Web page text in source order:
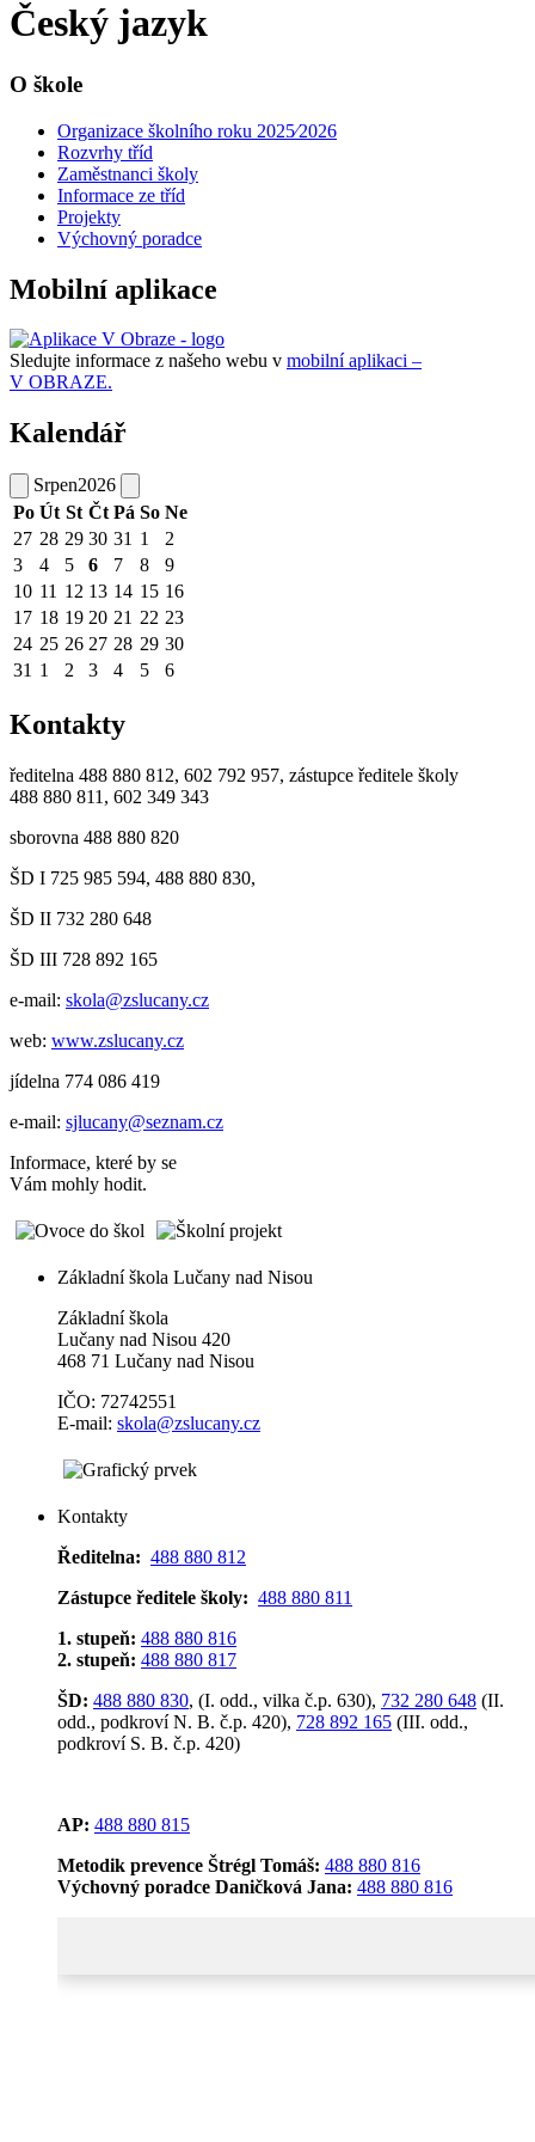
Český jazyk
O škole
Organizace školního roku 2025⁄2026
Rozvrhy tříd
Zaměstnanci školy
Informace ze tříd
Projekty
Výchovný poradce
Mobilní aplikace
Sledujte informace z našeho webu v mobilní aplikaci –
V OBRAZE.
Kalendář
Srpen2026
Po Út St Čt Pá So Ne
27 28 29 30 31 1
2
3
4 5 6 7 8
9
10 11 12 13 14 15 16
17 18 19 20 21 22 23
24 25 26 27 28 29 30
31 1 2 3 4 5 6
Kontakty
ředitelna 488 880 812, 602 792 957, zástupce ředitele školy
488 880 811, 602 349 343
sborovna 488 880 820
ŠD I 725 985 594, 488 880 830,
ŠD II 732 280 648
ŠD III 728 892 165
e-mail: skola@zslucany.cz
web: www.zslucany.cz
jídelna 774 086 419
e-mail: sjlucany@seznam.cz
Informace, které by se
Vám mohly hodit.
Základní škola Lučany nad Nisou
Základní škola
Lučany nad Nisou 420
468 71 Lučany nad Nisou
IČO: 72742551
E-mail: skola@zslucany.cz
Kontakty
Ředitelna: 488 880 812
Zástupce ředitele školy: 488 880 811
1. stupeň: 488 880 816
2. stupeň: 488 880 817
ŠD: 488 880 830, (I. odd., vilka č.p. 630), 732 280 648 (II.
odd., podkroví N. B. č.p. 420), 728 892 165 (III. odd.,
podkroví S. B. č.p. 420)
AP: 488 880 815
Metodik prevence Štrégl Tomáš: 488 880 816
Výchovný poradce Daničková Jana: 488 880 816